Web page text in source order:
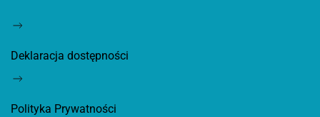
Deklaracja dostępności
Polityka Prywatności